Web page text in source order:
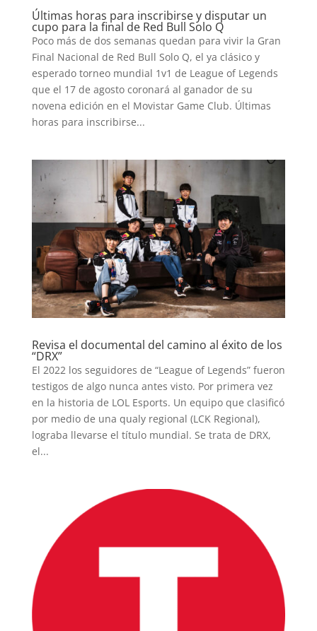
INICIO
PELICULAS
TECNOVITOS
T-
PLUS
EVENTOS
Últimas horas para inscribirse y disputar un
cupo para la final de Red Bull Solo Q
Poco más de dos semanas quedan para vivir la Gran
Final Nacional de Red Bull Solo Q, el ya clásico y
esperado torneo mundial 1v1 de League of Legends
que el 17 de agosto coronará al ganador de su
novena edición en el Movistar Game Club. Últimas
horas para inscribirse...
Revisa el documental del camino al éxito de los
“DRX”
El 2022 los seguidores de “League of Legends” fueron
testigos de algo nunca antes visto. Por primera vez
en la historia de LOL Esports. Un equipo que clasificó
por medio de una qualy regional (LCK Regional),
lograba llevarse el título mundial. Se trata de DRX,
el...